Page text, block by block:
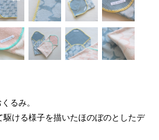
るみ。
駆ける様子を描いたほのぼのとしたデ